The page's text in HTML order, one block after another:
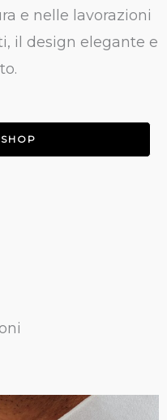
e nelle lavorazioni
il design elegante e